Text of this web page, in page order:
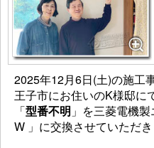
2025年12月6日(土)の施工
王子市にお住いのK様邸に
「型番不明 」を三菱電機
W」に交換させていただき